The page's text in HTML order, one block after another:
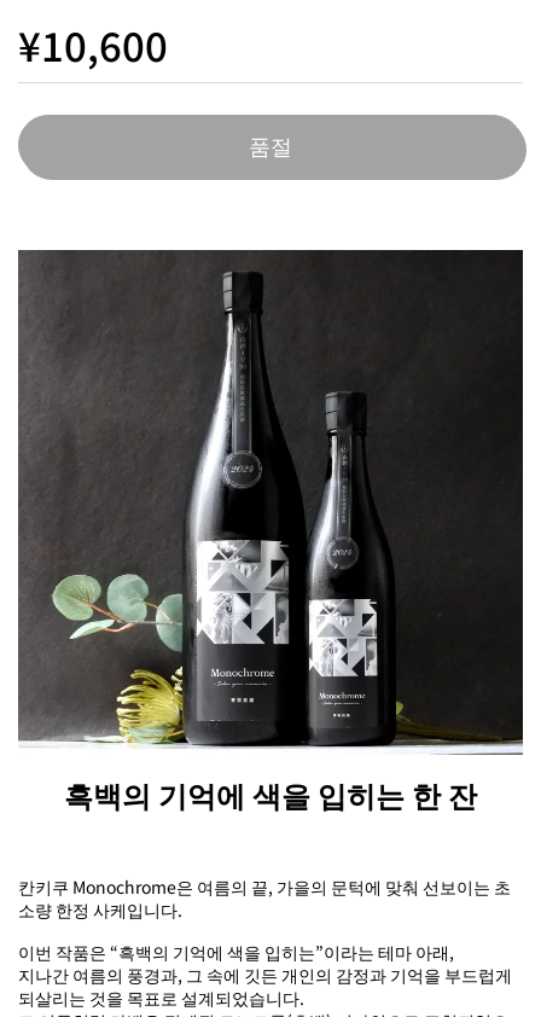
¥10,600
품절
흑백의 기억에 색을 입히는 한 잔
칸키쿠 Monochrome은 여름의 끝, 가을의 문턱에 맞춰 선보이는 초
소량 한정 사케입니다.
이번 작품은 “흑백의 기억에 색을 입히는”이라는 테마 아래,
지나간 여름의 풍경과, 그 속에 깃든 개인의 감정과 기억을 부드럽게
되살리는 것을 목표로 설계되었습니다.